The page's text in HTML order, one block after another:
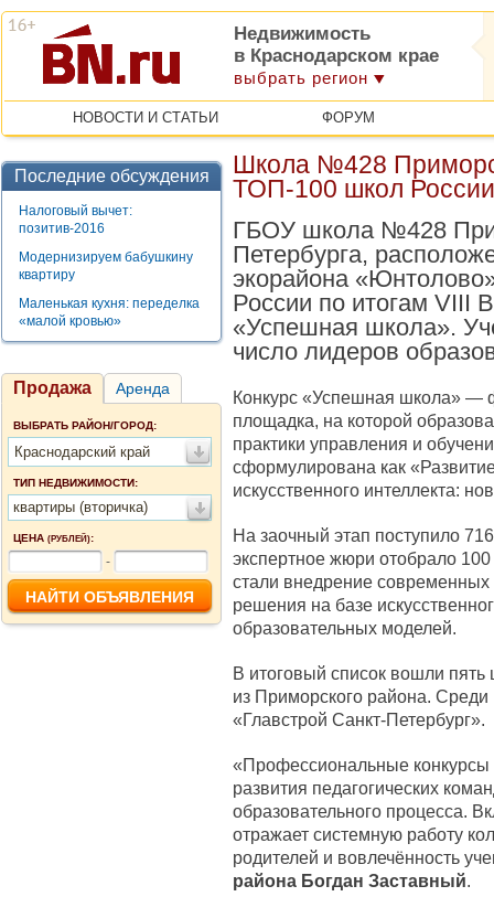
Недвижимость
в Краснодарском крае
выбрать регион
НОВОСТИ И СТАТЬИ ФОРУМ
Последние обсуждения
Налоговый вычет:
позитив-2016
Модернизируем бабушкину
квартиру
Маленькая кухня: переделка
«малой кровью»
Продажа Аренда
ВЫБРАТЬ РАЙОН/ГОРОД:
Краснодарский край
ТИП НЕДВИЖИМОСТИ:
квартиры (вторичка)
ЦЕНА (РУБЛЕЙ):
-
Школа №428
ТОП-100 школ России
ГБОУ школа №428
Петербурга,
экорайона
России по итогам VIII
«Успешная школа».
число лидеров
Конкурс «Успешная школа» —
площадка, на которой
практики управления и
сформулирована как
искусственного интеллекта:
На заочный этап поступило
экспертное жюри отобрало
стали внедрение современных
решения на базе
образовательных моделей.
В итоговый список вошли пять
из Приморского района.
«Главстрой Санкт-Петербург».
«Профессиональные
развития педагогических
образовательного процесса.
отражает системную работу
родителей и вовлечённость
района Богдан Заставный.